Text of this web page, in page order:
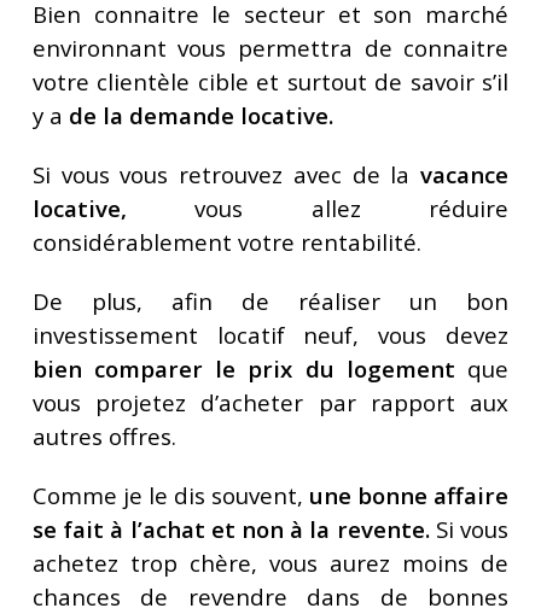
Bien connaitre le secteur et son marché
environnant vous permettra de connaitre
votre clientèle cible et surtout de savoir s’il
y a de la demande locative.
Si vous vous retrouvez avec de lavacance
locative, vous allez réduire
considérablement votre rentabilité.
De plus, afin de réaliser un bon
investissement locatif neuf, vous devez
bien comparer le prix du logement que
vous projetez d’acheter par rapport aux
autres offres.
Comme je le dis souvent, une bonne affaire
se fait à l’achat et non à la revente.Si vous
achetez trop chère, vous aurez moins de
chances de revendre dans de bonnes